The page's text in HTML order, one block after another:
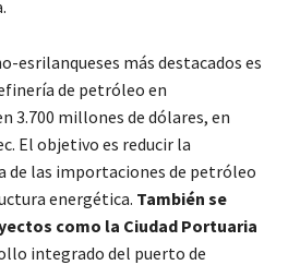
esrilanqueses más destacados es
de petróleo en
3.700 millones de dólares, en
El objetivo es reducir la
de las importaciones de petróleo
energética. También se
como la Ciudad Portuaria
integrado del puerto de